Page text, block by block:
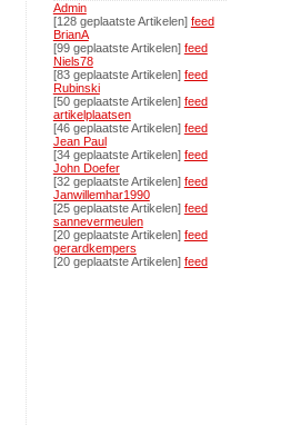
Admin
[128 geplaatste Artikelen] feed
BrianA
[99 geplaatste Artikelen] feed
Niels78
[83 geplaatste Artikelen] feed
Rubinski
[50 geplaatste Artikelen] feed
artikelplaatsen
[46 geplaatste Artikelen] feed
Jean Paul
[34 geplaatste Artikelen] feed
John Doefer
[32 geplaatste Artikelen] feed
Janwillemhar1990
[25 geplaatste Artikelen] feed
sannevermeulen
[20 geplaatste Artikelen] feed
gerardkempers
[20 geplaatste Artikelen] feed